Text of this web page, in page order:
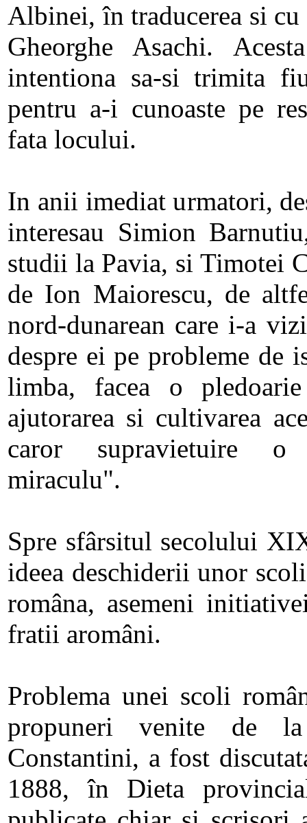
Albinei, în traducerea si
Gheorghe Asachi.
intentiona sa-si trimita
pentru a-i cunoaste pe
fata locului.
In anii imediat urmatori,
interesau Simion
studii la Pavia, si Timotei
de Ion Maiorescu, de
nord-dunarean care i-a
despre ei pe probleme de
limba, facea o
ajutorarea si cultivarea
caror supravietuire o
miraculu".
Spre sfârsitul secolului
ideea deschiderii unor
româna, asemeni
fratii aromâni.
Problema unei scoli
propuneri venite de
Constantini, a fost
1888, în Dieta